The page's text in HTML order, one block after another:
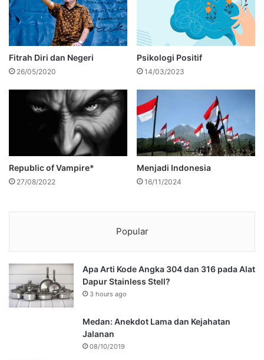
Fitrah Diri dan Negeri
26/05/2020
Psikologi Positif
14/03/2023
Republic of Vampire*
27/08/2022
Menjadi Indonesia
16/11/2024
Popular
Apa Arti Kode Angka 304 dan 316 pada Alat
Dapur Stainless Stell?
3 hours ago
Medan: Anekdot Lama dan Kejahatan
Jalanan
08/10/2019